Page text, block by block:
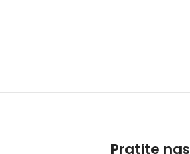
Pratite nas